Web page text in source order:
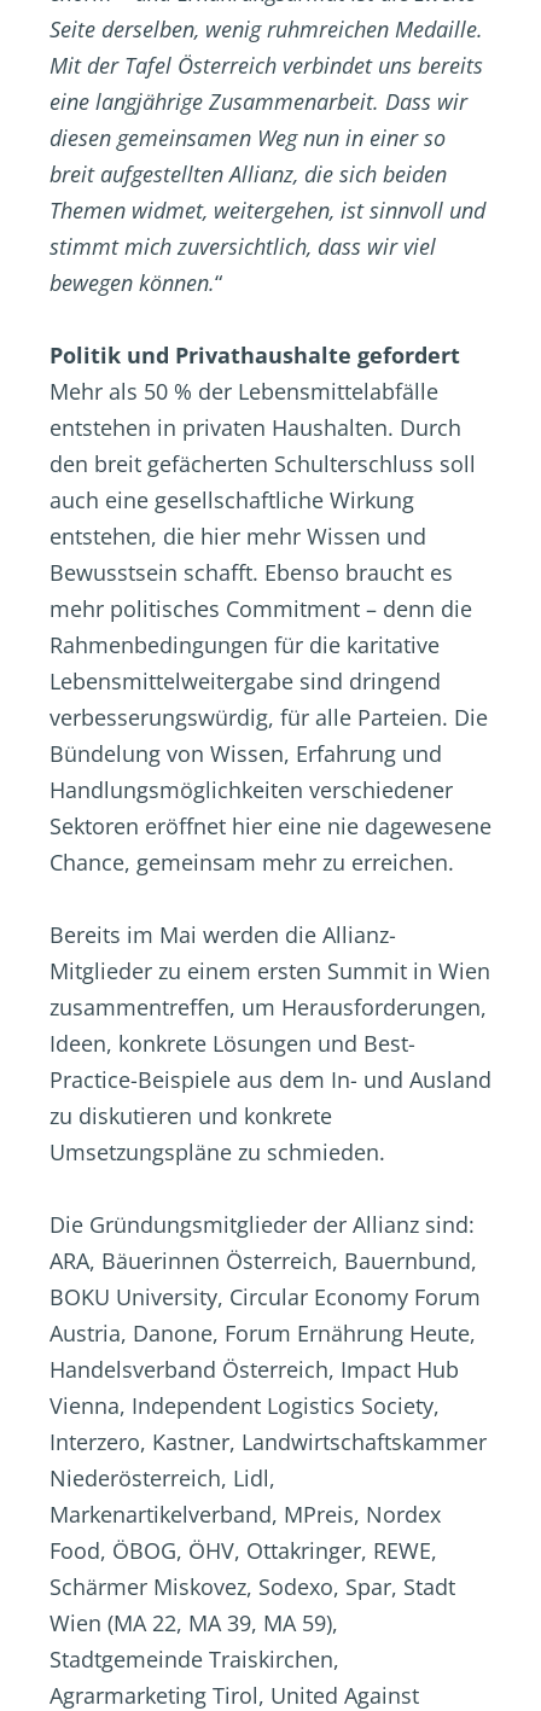
Seite derselben, wenig ruhmreichen Medaille.
Mit der Tafel Österreich verbindet uns bereits
eine langjährige Zusammenarbeit. Dass wir
diesen gemeinsamen Weg nun in einer so
breit aufgestellten Allianz, die sich beiden
Themen widmet, weitergehen, ist sinnvoll und
stimmt mich zuversichtlich, dass wir viel
bewegen können.“
Politik und Privathaushalte gefordert
Mehr als 50 % der Lebensmittelabfälle
entstehen in privaten Haushalten. Durch
den breit gefächerten Schulterschluss soll
auch eine gesellschaftliche Wirkung
entstehen, die hier mehr Wissen und
Bewusstsein schafft. Ebenso braucht es
mehr politisches Commitment – denn die
Rahmenbedingungen für die karitative
Lebensmittelweitergabe sind dringend
verbesserungswürdig, für alle Parteien. Die
Bündelung von Wissen, Erfahrung und
Handlungsmöglichkeiten verschiedener
Sektoren eröffnet hier eine nie dagewesene
Chance, gemeinsam mehr zu erreichen.
Bereits im Mai werden die Allianz-
Mitglieder zu einem ersten Summit in Wien
zusammentreffen, um Herausforderungen,
Ideen, konkrete Lösungen und Best-
Practice-Beispiele aus dem In- und Ausland
zu diskutieren und konkrete
Umsetzungspläne zu schmieden.
Die Gründungsmitglieder der Allianz sind:
ARA, Bäuerinnen Österreich, Bauernbund,
BOKU University, Circular Economy Forum
Austria, Danone, Forum Ernährung Heute,
Handelsverband Österreich, Impact Hub
Vienna, Independent Logistics Society,
Interzero, Kastner, Landwirtschaftskammer
Niederösterreich, Lidl,
Markenartikelverband, MPreis, Nordex
Food, ÖBOG, ÖHV, Ottakringer, REWE,
Schärmer Miskovez, Sodexo, Spar, Stadt
Wien (MA 22, MA 39, MA 59),
Stadtgemeinde Traiskirchen,
Agrarmarketing Tirol, United Against